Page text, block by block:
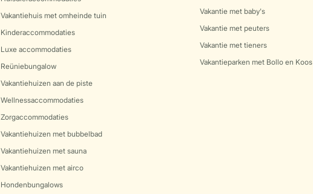
Vakantiehuis met omheinde tuin
Kinderaccommodaties
Luxe accommodaties
Reüniebungalow
Vakantiehuizen aan de piste
Wellnessaccommodaties
Zorgaccommodaties
Vakantiehuizen met bubbelbad
Vakantiehuizen met sauna
Vakantiehuizen met airco
Hondenbungalows
Vakantie met baby's
Vakantie met peuters
Vakantie met tieners
Vakantieparken met Bollo en Koos